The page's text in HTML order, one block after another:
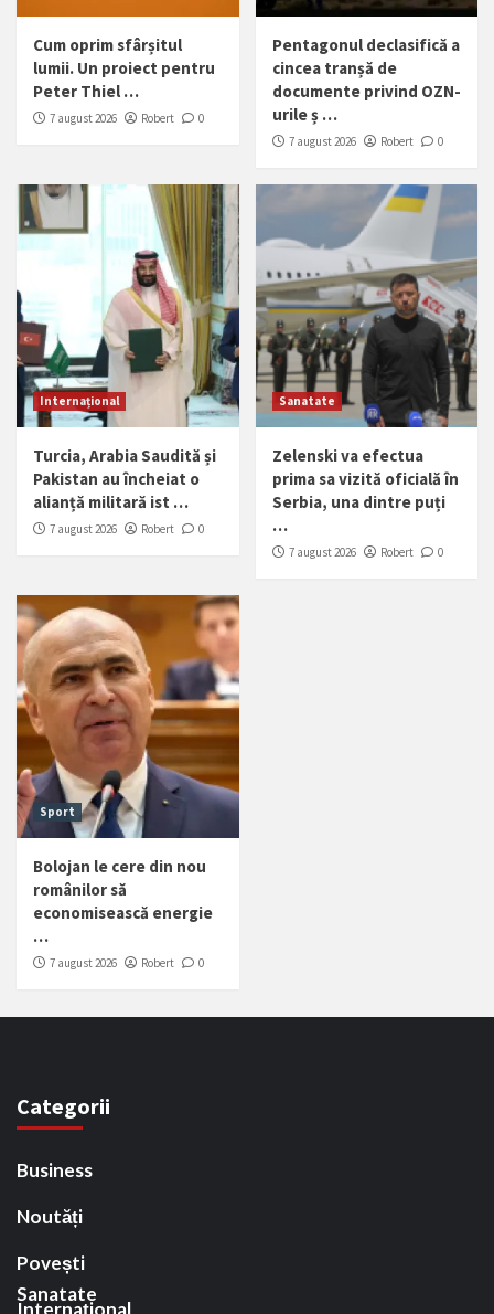
Cum oprim sfârșitul
lumii. Un proiect pentru
Peter Thiel …
7 august 2026 Robert 0
Pentagonul declasifică a
cincea tranșă de
documente privind OZN-
urile ș …
7 august 2026 Robert 0
Internațional
Turcia, Arabia Saudită și
Pakistan au încheiat o
alianță militară ist …
7 august 2026 Robert 0
Sanatate
Zelenski va efectua
prima sa vizită oficială în
Serbia, una dintre puți
…
7 august 2026 Robert 0
Sport
Bolojan le cere din nou
românilor să
economisească energie
…
7 august 2026 Robert 0
Categorii
Business
Noutăți
Povești
Internațional
Sanatate